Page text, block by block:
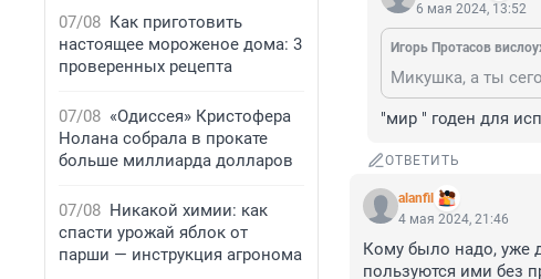
07/08 Как приготовить
настоящее мороженое дома: 3
проверенных рецепта
07/08 «Одиссея» Кристофера
Нолана собрала в прокате
больше миллиарда долларов
07/08 Никакой химии: как
спасти урожай яблок от
парши — инструкция агронома
6 мая 2024, 13:52
Игoрь Прoтасoв
Микушка, а ты
"мир " годен для
ОТВЕТИТЬ
alanfil
4 мая 2024, 21:46
Кому было надо, уже
пользуются ими без